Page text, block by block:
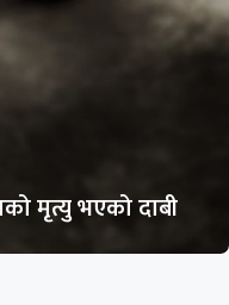
मृत्यु भएको दाबी